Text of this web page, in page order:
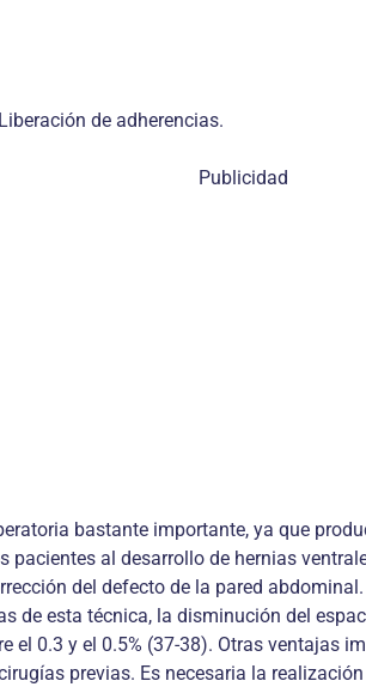
de adherencias.
Publicidad
bastante importante, ya que
al desarrollo de hernias
del defecto de la pared
de esta técnica, la disminución del
el 0.3 y el 0.5% (37-38). Otras
previas. Es necesaria la